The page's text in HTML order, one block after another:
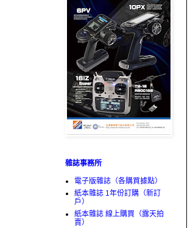
雜誌事務所
電子版雜誌（各購買據點）
紙本雜誌 1年份訂購（新訂
戶）
紙本雜誌 線上購買（露天拍
賣）